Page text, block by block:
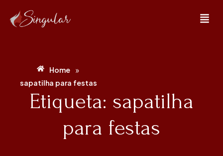
Home »
sapatilha para festas
Etiqueta: sapatilha
para festas